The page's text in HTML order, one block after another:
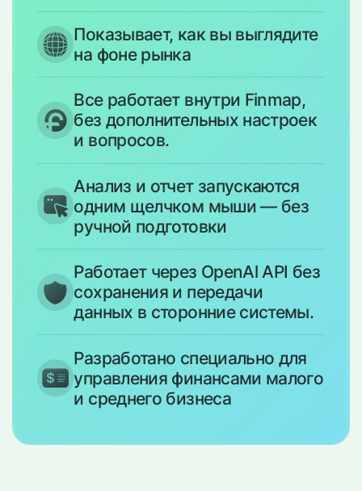
Показывает, как вы выглядите
на фоне рынка
Все работает внутри Finmap,
без дополнительных настроек
и вопросов.
Анализ и отчет запускаются
одним щелчком мыши — без
ручной подготовки
Работает через OpenAl API без
сохранения и передачи
данных в сторонние системы.
Разработано специально для
управления финансами малого
и среднего бизнеса